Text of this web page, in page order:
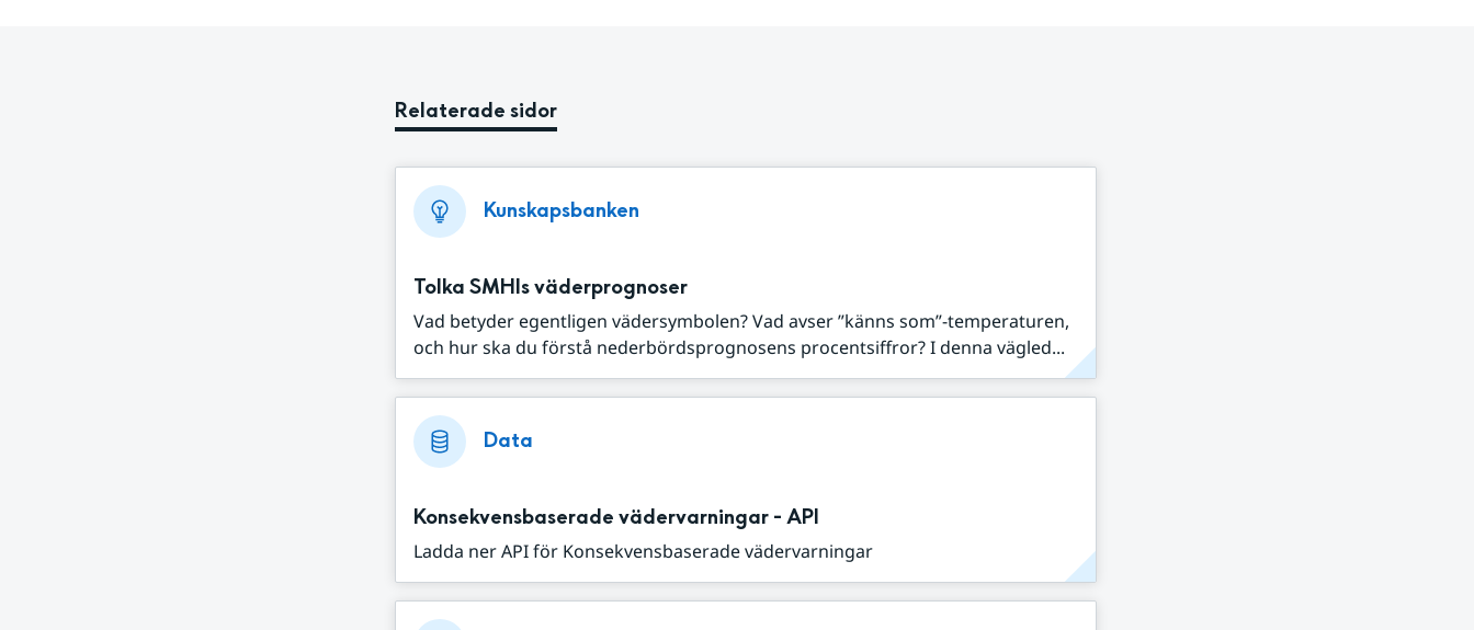
Relaterade sidor
Kunskapsbanken
Tolka SMHIs väderprognoser
Vad betyder egentligen vädersymbolen? Vad avser ”känns som”-temperaturen,
och hur ska du förstå nederbördsprognosens procentsiffror? I denna vägled...
Data
Konsekvensbaserade vädervarningar - API
Ladda ner API för Konsekvensbaserade vädervarningar